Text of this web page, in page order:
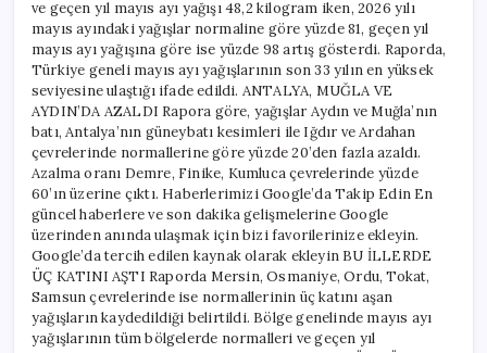
ve geçen yıl mayıs ayı yağışı 48,2 kilogram iken, 2026 yılı
mayıs ayındaki yağışlar normaline göre yüzde 81, geçen yıl
mayıs ayı yağışına göre ise yüzde 98 artış gösterdi. Raporda,
Türkiye geneli mayıs ayı yağışlarının son 33 yılın en yüksek
seviyesine ulaştığı ifade edildi. ANTALYA, MUĞLA VE
AYDIN’DA AZALDI Rapora göre, yağışlar Aydın ve Muğla’nın
batı, Antalya’nın güneybatı kesimleri ile Iğdır ve Ardahan
çevrelerinde normallerine göre yüzde 20’den fazla azaldı.
Azalma oranı Demre, Finike, Kumluca çevrelerinde yüzde
60’ın üzerine çıktı. Haberlerimizi Google’da Takip Edin En
güncel haberlere ve son dakika gelişmelerine Google
üzerinden anında ulaşmak için bizi favorilerinize ekleyin.
Google’da tercih edilen kaynak olarak ekleyin BU İLLERDE
ÜÇ KATINI AŞTI Raporda Mersin, Osmaniye, Ordu, Tokat,
Samsun çevrelerinde ise normallerinin üç katını aşan
yağışların kaydedildiği belirtildi. Bölge genelinde mayıs ayı
yağışlarının tüm bölgelerde normalleri ve geçen yıl